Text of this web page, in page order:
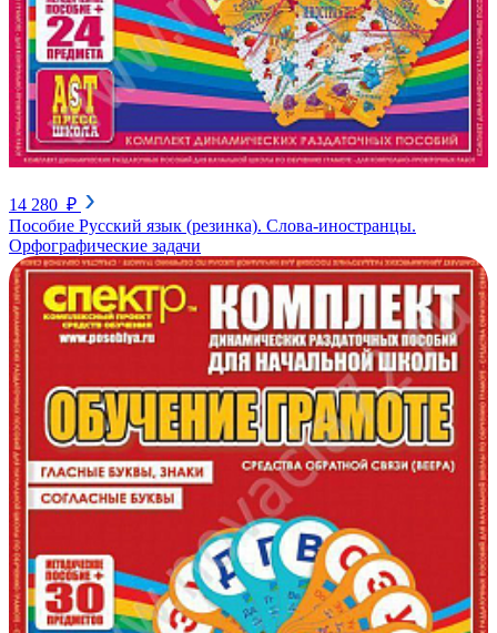
14 280 ₽
Пособие Русский язык (резинка). Слова-иностранцы.
Орфографические задачи